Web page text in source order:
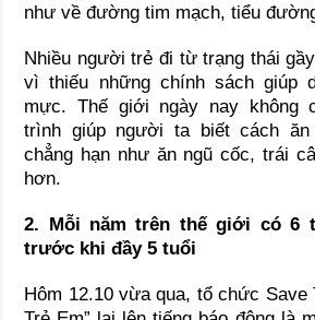
như về đường tim mạch, tiểu
Nhiều người trẻ đi từ trạng thái
vì thiếu những chính sách giúp
mực. Thế giới ngày nay không
trình giúp người ta biết cách ăn
chẳng hạn như ăn ngũ cốc, trái
hơn.
2. Mỗi năm trên thế giới có 6
trước khi đầy 5 tuổi
Hôm 12.10 vừa qua, tổ chức Save